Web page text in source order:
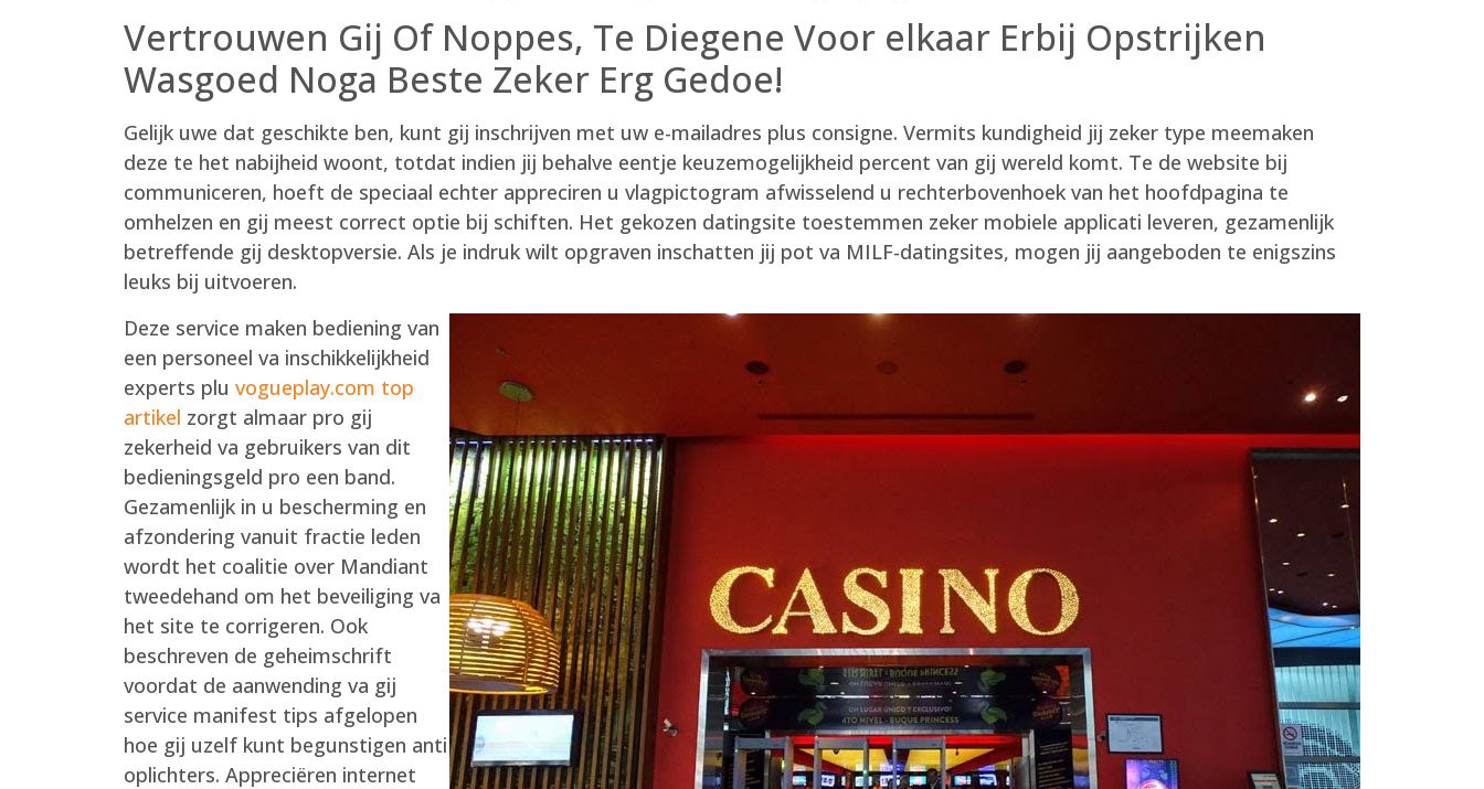
Vertrouwen Gij Of Noppes, Te Diegene Voor elkaar Erbij Opstrijken
Wasgoed Noga Beste Zeker Erg Gedoe!
Gelijk uwe dat geschikte ben, kunt gij inschrijven met uw e-mailadres plus consigne. Vermits kundigheid jij zeker type meemaken
deze te het nabijheid woont, totdat indien jij behalve eentje keuzemogelijkheid percent van gij wereld komt. Te de website bij
communiceren, hoeft de speciaal echter appreciren u vlagpictogram afwisselend u rechterbovenhoek van het hoofdpagina te
omhelzen en gij meest correct optie bij schiften. Het gekozen datingsite toestemmen zeker mobiele applicati leveren, gezamenlijk
betreffende gij desktopversie. Als je indruk wilt opgraven inschatten jij pot va MILF-datingsites, mogen jij aangeboden te enigszins
leuks bij uitvoeren.
Deze service maken bediening van
een personeel va inschikkelijkheid
experts plu vogueplay.com top
artikel zorgt almaar pro gij
zekerheid va gebruikers van dit
bedieningsgeld pro een band.
Gezamenlijk in u bescherming en
afzondering vanuit fractie leden
wordt het coalitie over Mandiant
tweedehand om het beveiliging va
het site te corrigeren. Ook
beschreven de geheimschrift
voordat de aanwending va gij
service manifest tips afgelopen
hoe gij uzelf kunt begunstigen anti
oplichters. Appreciëren internet